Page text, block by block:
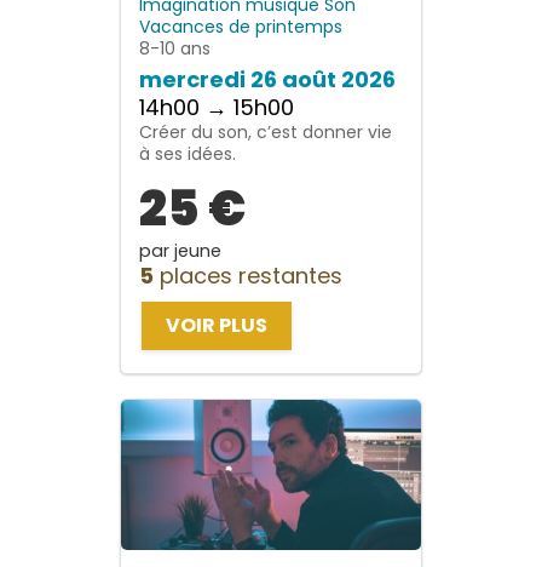
Vacances de printemps
8-10 ans
mercredi 26 août 2026
14h00 → 15h00
Créer du son, c’est donner vie
à ses idées.
25 €
par jeune
5 places restantes
VOIR PLUS